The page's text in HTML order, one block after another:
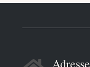
Adresse